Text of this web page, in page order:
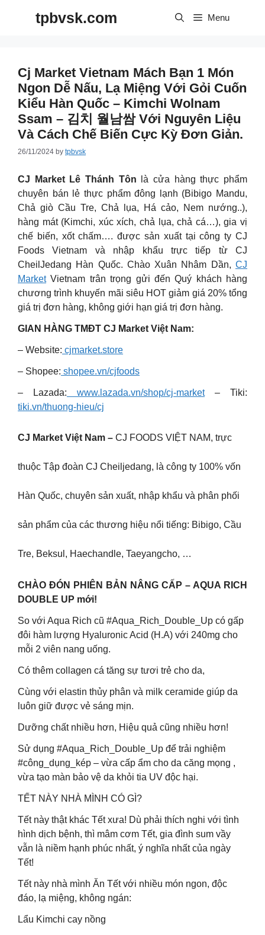
tpbvsk.com Menu
Cj Market Vietnam Mách Bạn 1 Món
Ngon Dễ Nấu, Lạ Miệng Với Gỏi Cuốn
Kiểu Hàn Quốc – Kimchi Wolnam
Ssam – 김치 월남쌈 Với Nguyên Liệu
Và Cách Chế Biến Cực Kỳ Đơn Giản.
26/11/2024 by tpbvsk
CJ Market Lê Thánh Tôn là cửa hàng thực phẩm
chuyên bán lẻ thực phẩm đông lạnh (Bibigo Mandu,
Chả giò Cầu Tre, Chả lụa, Há cảo, Nem nướng..),
hàng mát (Kimchi, xúc xích, chả lụa, chả cá…), gia vị
chế biến, xốt chấm…. được sản xuất tại công ty CJ
Foods Vietnam và nhập khẩu trực tiếp từ CJ
CheilJedang Hàn Quốc. Chào Xuân Nhâm Dần, CJ
MarketVietnam trân trọng gửi đến Quý khách hàng
chương trình khuyến mãi siêu HOT giảm giá 20% tổng
giá trị đơn hàng, không giới hạn giá trị đơn hàng.
GIAN HÀNG TMĐT CJ Market Việt Nam:
– Website: cjmarket.store
– Shopee: shopee.vn/cjfoods
– Lazada: www.lazada.vn/shop/cj-market– Tiki:
tiki.vn/thuong-hieu/cj
CJ Market Việt Nam – CJ FOODS VIỆT NAM, trực
thuộc Tập đoàn CJ Cheiljedang, là công ty 100% vốn
Hàn Quốc, chuyên sản xuất, nhập khẩu và phân phối
sản phẩm của các thương hiệu nổi tiếng: Bibigo, Cầu
Tre, Beksul, Haechandle, Taeyangcho, …
CHÀO ĐÓN PHIÊN BẢN NÂNG CẤP – AQUA RICH
DOUBLE UP mới!
So với Aqua Rich cũ #Aqua_Rich_Double_Up có gấp
đôi hàm lượng Hyaluronic Acid (H.A) với 240mg cho
mỗi 2 viên nang uống.
Có thêm collagen cá tăng sự tươi trẻ cho da,
Cùng với elastin thủy phân và milk ceramide giúp da
luôn giữ được vẻ sáng mịn.
Dưỡng chất nhiều hơn, Hiệu quả cũng nhiều hơn!
Sử dụng #Aqua_Rich_Double_Up để trải nghiệm
#công_dụng_kép – vừa cấp ẩm cho da căng mọng ,
vừa tạo màn bảo vệ da khỏi tia UV độc hại.
TẾT NÀY NHÀ MÌNH CÓ GÌ?
Tết này thật khác Tết xưa! Dù phải thích nghi với tình
hình dịch bệnh, thì mâm cơm Tết, gia đình sum vầy
vẫn là niềm hạnh phúc nhất, ý nghĩa nhất của ngày
Tết!
Tết này nhà mình Ăn Tết với nhiều món ngon, độc
đáo, lạ miệng, không ngán:
Lẩu Kimchi cay nồng